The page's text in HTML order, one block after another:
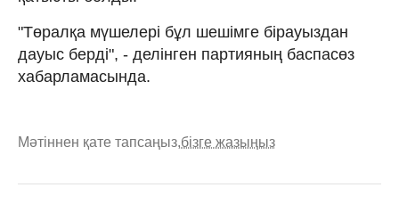
"Төралқа мүшелері бұл шешімге бірауыздан
дауыс берді", - делінген партияның баспасөз
хабарламасында.
Мәтіннен қате тапсаңыз,бізге жазыңыз